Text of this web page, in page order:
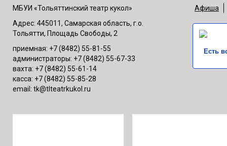
МБУИ «Тольяттинский театр кукол»
Адрес: 445011, Самарская область, г.о.
Тольятти, Площадь Свободы, 2
приемная: +7 (8482) 55-81-55
администраторы: +7 (8482) 55-67-33
вахта: +7 (8482) 55-61-14
касса: +7 (8482) 55-85-28
email: tk@tlteatrkukol.ru
Афиша
Есть